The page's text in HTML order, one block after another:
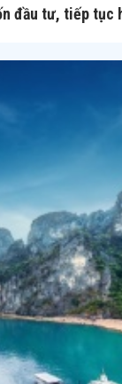
đầu tư, tiếp